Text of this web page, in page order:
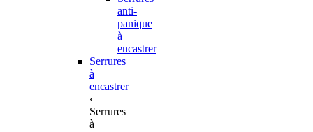
anti-
panique
à
encastrer
Serrures
à
encastrer
‹
Serrures
à